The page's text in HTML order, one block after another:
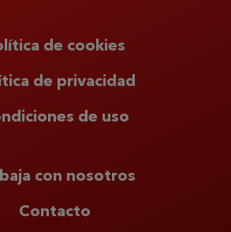
de cookies
de privacidad
de uso
con nosotros
Contacto